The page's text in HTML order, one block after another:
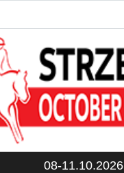
08-11.10.2026